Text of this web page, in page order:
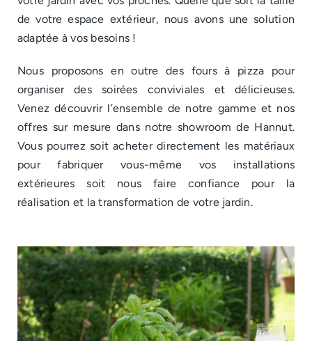
de votre espace extérieur, nous avons une solution
adaptée à vos besoins !
Nous proposons en outre des fours à pizza pour
organiser des soirées conviviales et délicieuses.
Venez découvrir l’ensemble de notre gamme et nos
offres sur mesure dans notre showroom de Hannut.
Vous pourrez soit acheter directement les matériaux
pour fabriquer vous-même vos installations
extérieures soit nous faire confiance pour la
réalisation et la transformation de votre jardin.